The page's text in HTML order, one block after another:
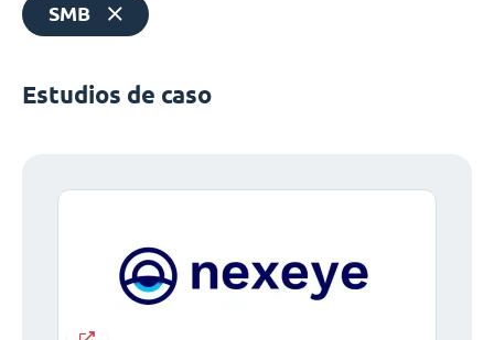
SMB
Estudios de caso